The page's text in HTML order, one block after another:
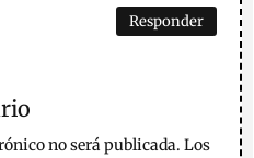
Responder
no será publicada. Los